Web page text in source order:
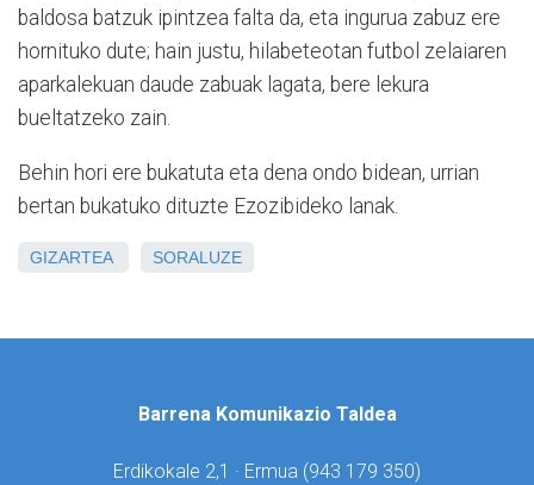
baldosa batzuk ipintzea falta da, eta ingurua zabuz ere
hornituko dute; hain justu, hilabeteotan futbol zelaiaren
aparkalekuan daude zabuak lagata, bere lekura
bueltatzeko zain.
Behin hori ere bukatuta eta dena ondo bidean, urrian
bertan bukatuko dituzte Ezozibideko lanak.
GIZARTEA SORALUZE
Barrena Komunikazio Taldea
Erdikokale 2,1 · Ermua (943 179 350)